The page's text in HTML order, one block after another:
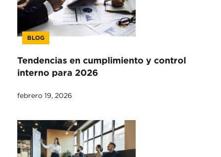
BLOG
Tendencias en cumplimiento y control
interno para 2026
febrero 19, 2026